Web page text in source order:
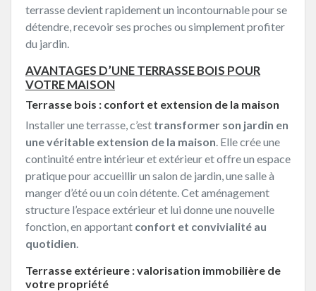
terrasse devient rapidement un incontournable pour se
détendre, recevoir ses proches ou simplement profiter
du jardin.
AVANTAGES D’UNE TERRASSE BOIS POUR
VOTRE MAISON
Terrasse bois : confort et extension de la maison
Installer une terrasse, c’est transformer son jardin en
une véritable extension de la maison. Elle crée une
continuité entre intérieur et extérieur et offre un espace
pratique pour accueillir un salon de jardin, une salle à
manger d’été ou un coin détente. Cet aménagement
structure l’espace extérieur et lui donne une nouvelle
fonction, en apportant confort et convivialité au
quotidien.
Terrasse extérieure : valorisation immobilière de
votre propriété